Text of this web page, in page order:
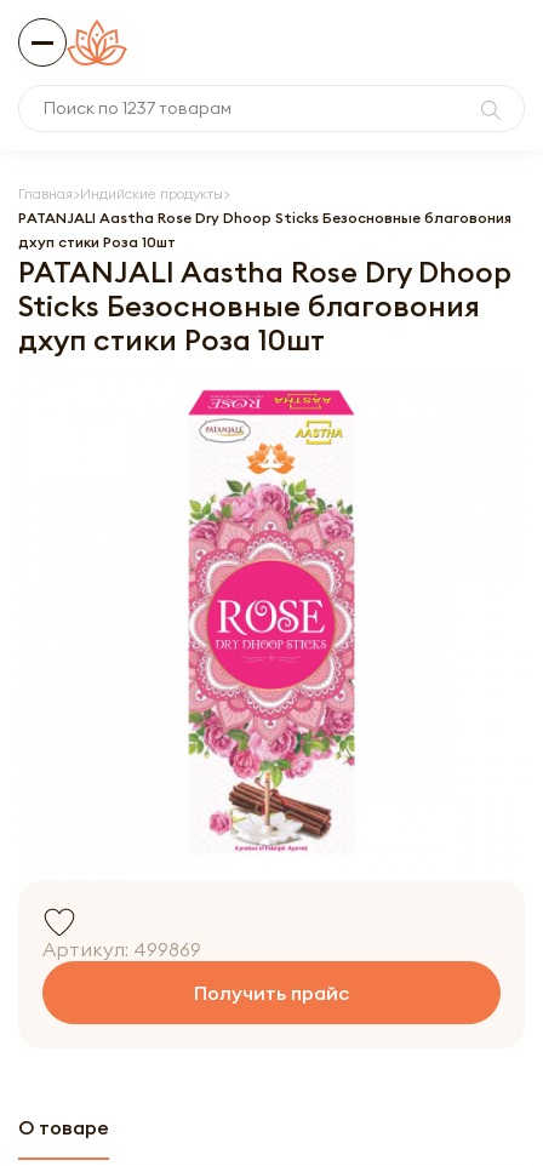
Главная Индийские продукты
PATANJALI Aastha Rose Dry Dhoop Sticks Безосновные благовония
дхуп стики Роза 10шт
PATANJALI Aastha Rose Dry Dhoop
Sticks Безосновные благовония
дхуп стики Роза 10шт
Артикул: 499869
Получить прайс
О товаре